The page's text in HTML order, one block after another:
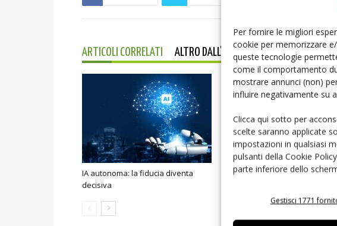
Per fornire le migliori
cookie per memorizzare
queste tecnologie
come il comportamento
mostrare annunci (non)
influire negativamente su
Clicca qui sotto per
scelte saranno applicate
impostazioni in qualsiasi
pulsanti della Cookie
parte inferiore dello
Gestisci 1771
ARTICOLI CORRELATI ALTRO DALL'AUTORE
IA autonoma: la fiducia diventa
decisiva
Smart home: la sfida passa da